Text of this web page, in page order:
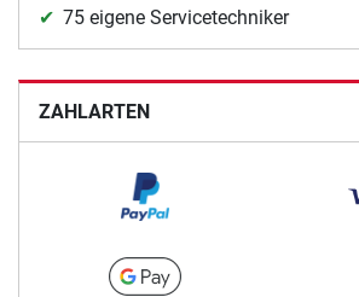
75 eigene Servicetechniker
ZAHLARTEN